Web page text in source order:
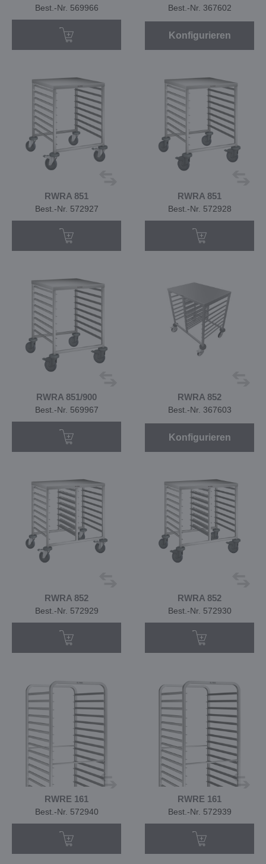
Best.-Nr. 569966 Best.-Nr. 367602
Konfigurieren
RWRA 851
Best.-Nr. 572927
RWRA 851
Best.-Nr. 572928
RWRA 851/900
Best.-Nr. 569967
RWRA 852
Best.-Nr. 367603
Konfigurieren
RWRA 852
Best.-Nr. 572929
RWRA 852
Best.-Nr. 572930
RWRE 161
Best.-Nr. 572940
RWRE 161
Best.-Nr. 572939